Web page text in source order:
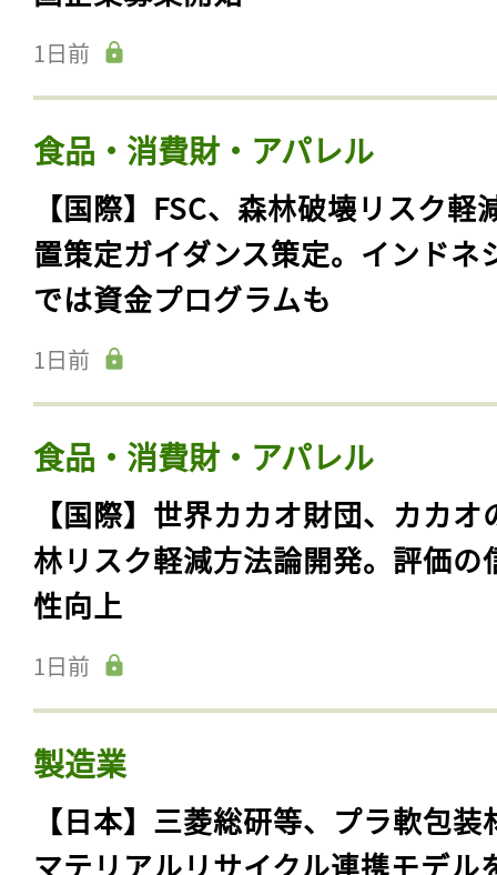
1日前
食品・消費財・アパレル
【国際】FSC、森林破壊リスク軽
置策定ガイダンス策定。インドネ
では資金プログラムも
1日前
食品・消費財・アパレル
【国際】世界カカオ財団、カカオ
林リスク軽減方法論開発。評価の
性向上
1日前
製造業
【日本】三菱総研等、プラ軟包装
マテリアルリサイクル連携モデル